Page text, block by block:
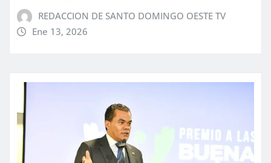
REDACCION DE SANTO DOMINGO OESTE TV
Ene 13, 2026